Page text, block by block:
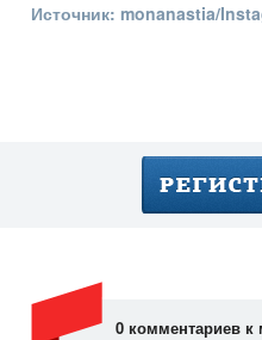
Источник: monanastia/
0 комментариев к